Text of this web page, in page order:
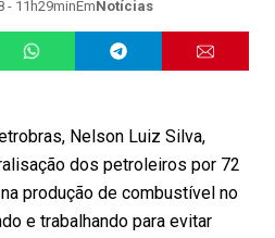
- 11h29minEmNotícias
Nelson Luiz Silva,
dos petroleiros por 72
produção de combustível no
e trabalhando para evitar